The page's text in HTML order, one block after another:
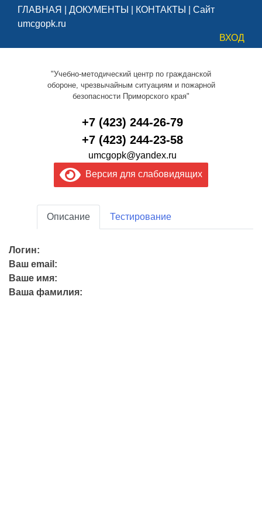
ГЛАВНАЯ ДОКУМЕНТЫ КОНТАКТЫ
Сайт
umcgopk.ru
ВХОД
"Учебно-методический центр по гражданской
обороне, чрезвычайным ситуациям и пожарной
безопасности Приморского края"
+7 (423) 244-26-79
+7 (423) 244-23-58
umcgopk@yandex.ru
Версия для слабовидящих
Описание Тестирование
Логин:
Ваш email:
Ваше имя:
Ваша фамилия: